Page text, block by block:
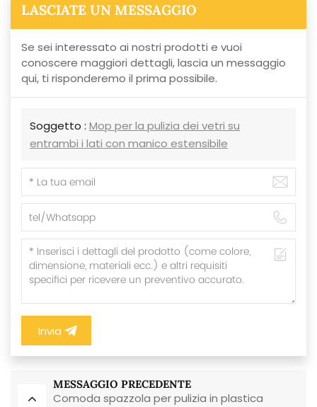
LASCIATE UN MESSAGGIO
Se sei interessato ai nostri prodotti e vuoi
conoscere maggiori dettagli, lascia un messaggio
qui, ti risponderemo il prima possibile.
Soggetto : Mop per la pulizia dei vetri su
entrambi i lati con manico estensibile
Invia
MESSAGGIO PRECEDENTE
Comoda spazzola per pulizia in plastica